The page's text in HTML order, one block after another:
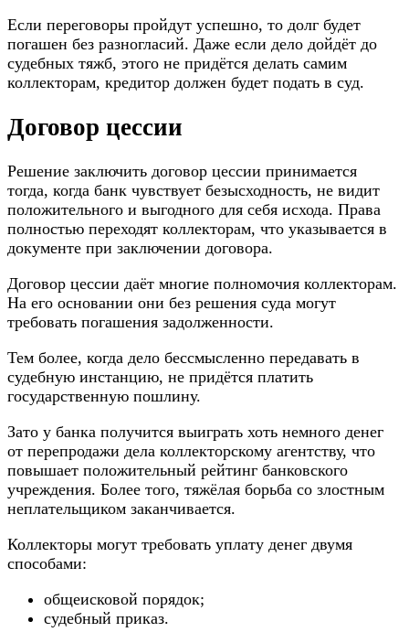
Если переговоры пройдут успешно, то долг будет
погашен без разногласий. Даже если дело дойдёт до
судебных тяжб, этого не придётся делать самим
коллекторам, кредитор должен будет подать в суд.
Договор цессии
Решение заключить договор цессии принимается
тогда, когда банк чувствует безысходность, не видит
положительного и выгодного для себя исхода. Права
полностью переходят коллекторам, что указывается в
документе при заключении договора.
Договор цессии даёт многие полномочия коллекторам.
На его основании они без решения суда могут
требовать погашения задолженности.
Тем более, когда дело бессмысленно передавать в
судебную инстанцию, не придётся платить
государственную пошлину.
Зато у банка получится выиграть хоть немного денег
от перепродажи дела коллекторскому агентству, что
повышает положительный рейтинг банковского
учреждения. Более того, тяжёлая борьба со злостным
неплательщиком заканчивается.
Коллекторы могут требовать уплату денег двумя
способами:
общеисковой порядок;
судебный приказ.